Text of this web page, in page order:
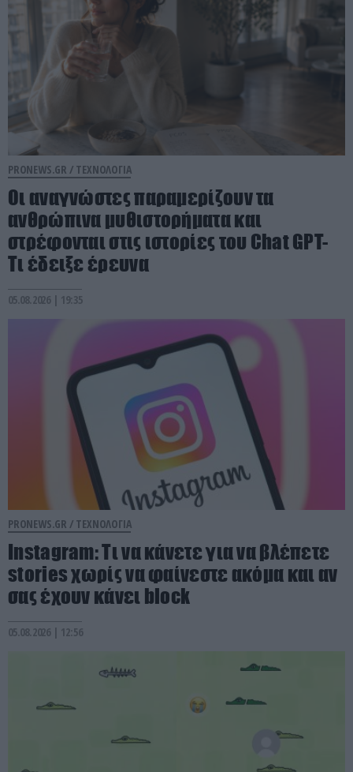
PRONEWS.GR / ΤΕΧΝΟΛΟΓΙΑ
Οι αναγνώστες παραμερίζουν τα
ανθρώπινα μυθιστορήματα και
στρέφονται στις ιστορίες του Chat GPT-
Τι έδειξε έρευνα
05.08.2026 | 19:35
PRONEWS.GR / ΤΕΧΝΟΛΟΓΙΑ
Instagram: Τι να κάνετε για να βλέπετε
stories χωρίς να φαίνεστε ακόμα και αν
σας έχουν κάνει block
05.08.2026 | 12:56